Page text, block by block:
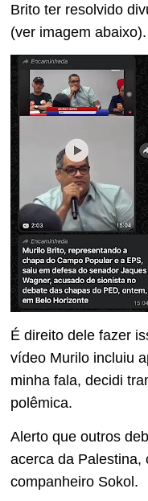
Brito ter resolvido
(ver imagem abaixo).
É direito dele fazer
vídeo Murilo incluiu
minha fala, decidi
polêmica.
Alerto que outros
acerca da Palestina,
companheiro Sokol.